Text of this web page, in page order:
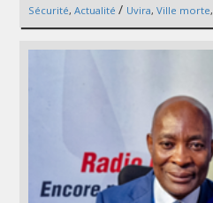
Sécurité, Actualité / Uvira, Ville morte,